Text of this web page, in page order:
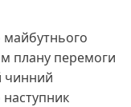
майбутнього
плану перемоги
чинний